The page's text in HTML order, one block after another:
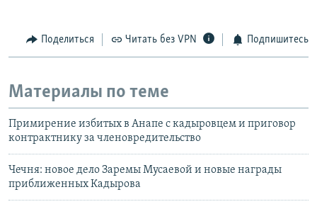
Поделиться Читать без VPN Подпишитесь
Материалы по теме
Примирение избитых в Анапе с кадыровцем и приговор
контрактнику за членовредительство
Чечня: новое дело Заремы Мусаевой и новые награды
приближенных Кадырова